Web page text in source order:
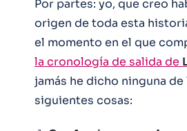
Por partes: yo, que creo
origen de toda esta
el momento en el que
la cronología de salida de
jamás he dicho ninguna de
siguientes cosas: